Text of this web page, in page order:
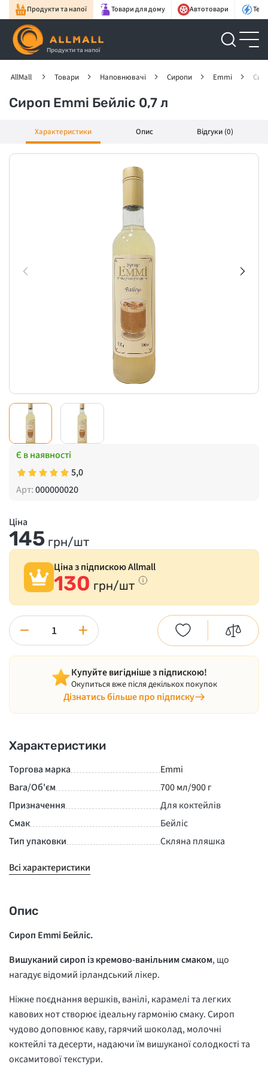
Продукти та напої Товари для дому Автотовари
Продукти та напої
AllMall Товари Наповнювачі Сиропи Emmi
Сироп Emmi Бейліс 0,7 л
Характеристики Опис Відгуки (0)
Є в наявності
5,0
Арт:000000020
Ціна
145 грн/шт
Ціна з підпискою Allmall
130 грн/шт
− +
Купуйте вигідніше з підпискою!
Окупиться вже після декількох покупок
Дізнатись більше про підписку
Характеристики
Торгова марка
Emmi
Вага/Об'єм
700 мл/900 г
Призначення
Для коктейлів
Смак
Бейліс
Тип упаковки
Скляна пляшка
Всі характеристики
Опис
Сироп Emmi Бейліс.
Вишуканий сироп із кремово-ванільним смаком, що
нагадує відомий ірландський лікер.
Ніжне поєднання вершків, ванілі, карамелі та легких
кавових нот створює ідеальну гармонію смаку. Сироп
чудово доповнює каву, гарячий шоколад, молочні
коктейлі та десерти, надаючи їм вишуканої солодкості та
оксамитової текстури.